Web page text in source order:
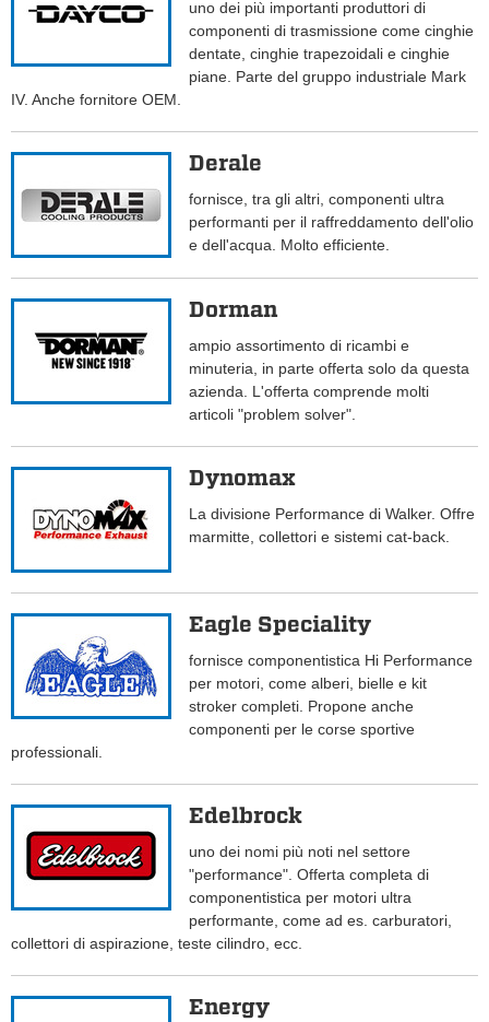
uno dei più importanti produttori di
componenti di trasmissione come cinghie
dentate, cinghie trapezoidali e cinghie
piane. Parte del gruppo industriale Mark
IV. Anche fornitore OEM.
Derale
fornisce, tra gli altri, componenti ultra
performanti per il raffreddamento dell'olio
e dell'acqua. Molto efficiente.
Dorman
ampio assortimento di ricambi e
minuteria, in parte offerta solo da questa
azienda. L'offerta comprende molti
articoli "problem solver".
Dynomax
La divisione Performance di Walker. Offre
marmitte, collettori e sistemi cat-back.
Eagle Speciality
fornisce componentistica Hi Performance
per motori, come alberi, bielle e kit
stroker completi. Propone anche
componenti per le corse sportive
professionali.
Edelbrock
uno dei nomi più noti nel settore
"performance". Offerta completa di
componentistica per motori ultra
performante, come ad es. carburatori,
collettori di aspirazione, teste cilindro, ecc.
Energy